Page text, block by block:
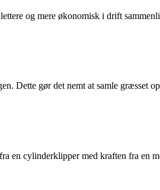
og mere økonomisk i drift
Dette gør det nemt at samle græsset
cylinderklipper med kraften fra en